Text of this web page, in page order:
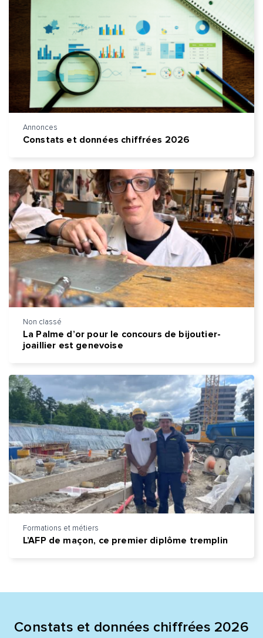
Annonces
Constats et données chiffrées 2026
Non classé
La Palme d’or pour le concours de bijoutier-
joaillier est genevoise
Formations et métiers
L’AFP de maçon, ce premier diplôme tremplin
Constats et données chiffrées 2026
Message*
Envoyer
Commentaire*
Envoyer